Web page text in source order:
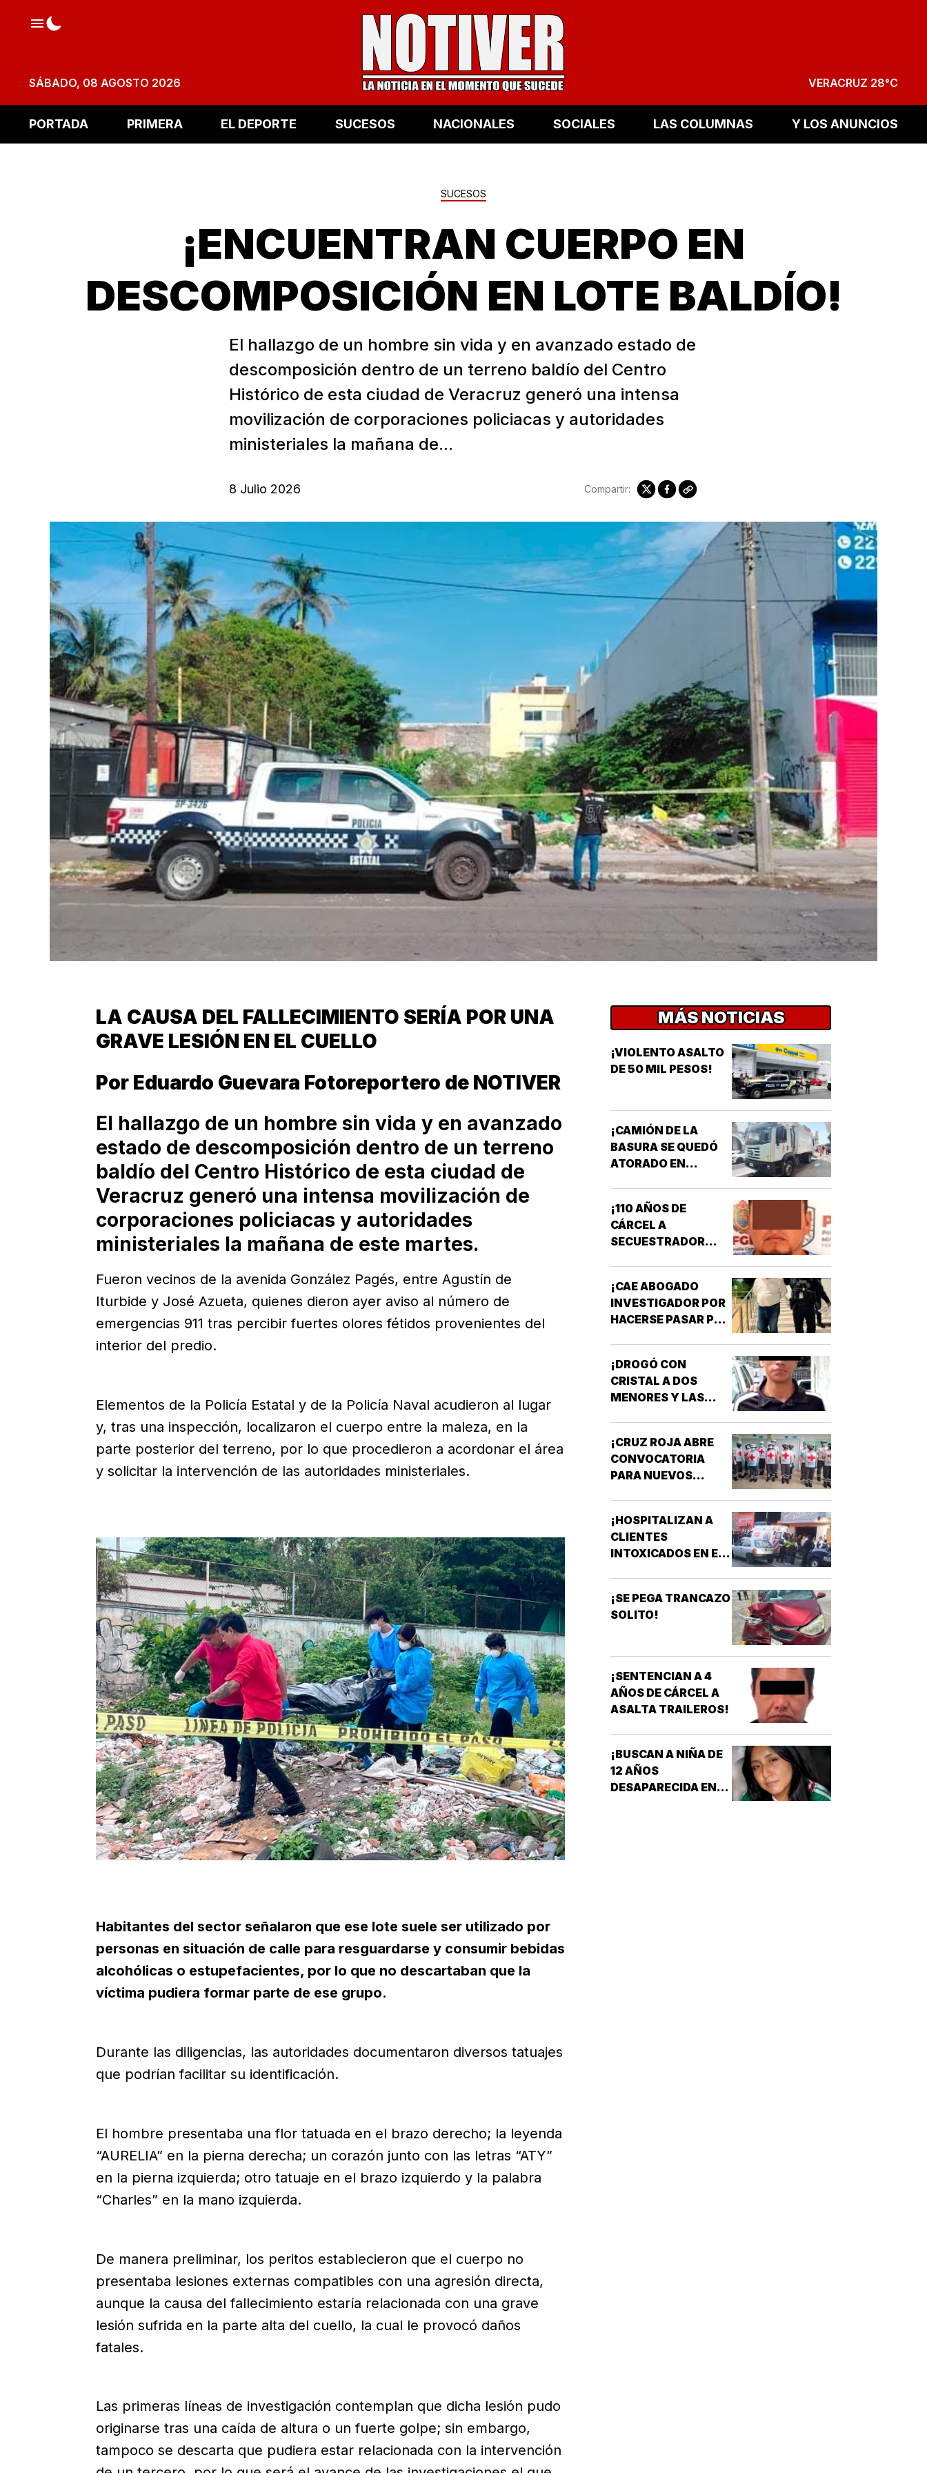
SÁBADO, 08 AGOSTO 2026 VERACRUZ 28°C
PORTADA PRIMERA EL DEPORTE SUCESOS NACIONALES SOCIALES LAS COLUMNAS Y LOS ANUNCIOS
SUCESOS
¡ENCUENTRAN CUERPO EN
DESCOMPOSICIÓN EN LOTE BALDÍO!
El hallazgo de un hombre sin vida y en avanzado estado de
descomposición dentro de un terreno baldío del Centro
Histórico de esta ciudad de Veracruz generó una intensa
movilización de corporaciones policiacas y autoridades
ministeriales la mañana de...
8 Julio 2026 Compartir:
LA CAUSA DEL FALLECIMIENTO SERÍA POR UNA
GRAVE LESIÓN EN EL CUELLO
Por Eduardo Guevara Fotoreportero de NOTIVER
El hallazgo de un hombre sin vida y en avanzado
estado de descomposición dentro de un terreno
baldío del Centro Histórico de esta ciudad de
Veracruz generó una intensa movilización de
corporaciones policiacas y autoridades
ministeriales la mañana de este martes.
Fueron vecinos de la avenida González Pagés, entre Agustín de
Iturbide y José Azueta, quienes dieron ayer aviso al número de
emergencias 911 tras percibir fuertes olores fétidos provenientes del
interior del predio.
Elementos de la Policía Estatal y de la Policía Naval acudieron al lugar
y, tras una inspección, localizaron el cuerpo entre la maleza, en la
parte posterior del terreno, por lo que procedieron a acordonar el área
y solicitar la intervención de las autoridades ministeriales.
Habitantes del sector señalaron que ese lote suele ser utilizado por
personas en situación de calle para resguardarse y consumir bebidas
alcohólicas o estupefacientes, por lo que no descartaban que la
víctima pudiera formar parte de ese grupo.
Durante las diligencias, las autoridades documentaron diversos tatuajes
que podrían facilitar su identificación.
El hombre presentaba una flor tatuada en el brazo derecho; la leyenda
“AURELIA” en la pierna derecha; un corazón junto con las letras “ATY”
en la pierna izquierda; otro tatuaje en el brazo izquierdo y la palabra
“Charles” en la mano izquierda.
De manera preliminar, los peritos establecieron que el cuerpo no
presentaba lesiones externas compatibles con una agresión directa,
aunque la causa del fallecimiento estaría relacionada con una grave
lesión sufrida en la parte alta del cuello, la cual le provocó daños
fatales.
Las primeras líneas de investigación contemplan que dicha lesión pudo
originarse tras una caída de altura o un fuerte golpe; sin embargo,
tampoco se descarta que pudiera estar relacionada con la intervención
MÁS NOTICIAS
¡VIOLENTO ASALTO
DE 50 MIL PESOS!
¡CAMIÓN DE LA
BASURA SE QUEDÓ
ATORADO EN
¡110 AÑOS DE
CÁRCEL A
SECUESTRADOR
¡CAE ABOGADO
INVESTIGADOR POR
HACERSE PASAR POR
¡DROGÓ CON
CRISTAL A DOS
MENORES Y LAS
¡CRUZ ROJA ABRE
CONVOCATORIA
PARA NUEVOS
URGENCIAS
MÉDICAS!
¡HOSPITALIZAN A
CLIENTES
INTOXICADOS EN EL
¡SE PEGA TRANCAZO
SOLITO!
¡SENTENCIAN A 4
AÑOS DE CÁRCEL A
ASALTA TRAILEROS!
¡BUSCAN A NIÑA DE
12 AÑOS
DESAPARECIDA EN